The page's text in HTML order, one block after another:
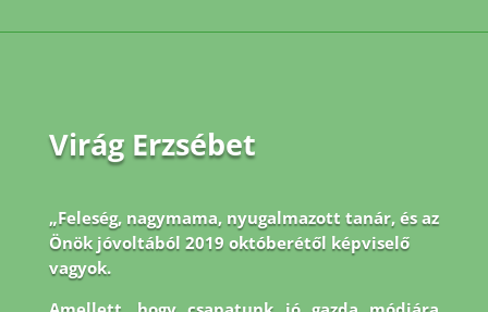
Virág Erzsébet
„Feleség, nagymama, nyugalmazott tanár, és az
Önök jóvoltából 2019 októberétől képviselő
vagyok.